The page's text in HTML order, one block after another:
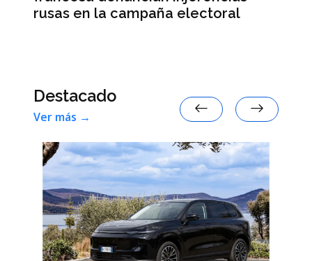
rusas en la campaña electoral
Destacado
Ver más →